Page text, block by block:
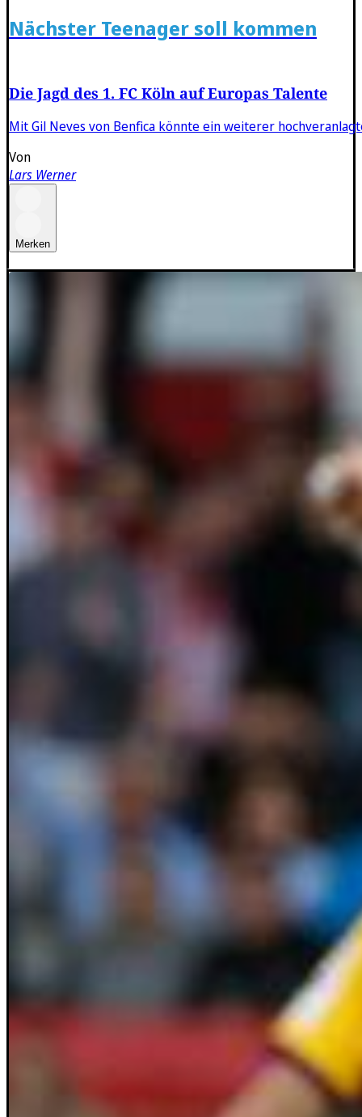
Nächster Teenager soll kommen
Die Jagd des 1. FC Köln auf Europas Talente
Mit Gil Neves von Benfica könnte ein weiterer
Von
Lars Werner
Merken